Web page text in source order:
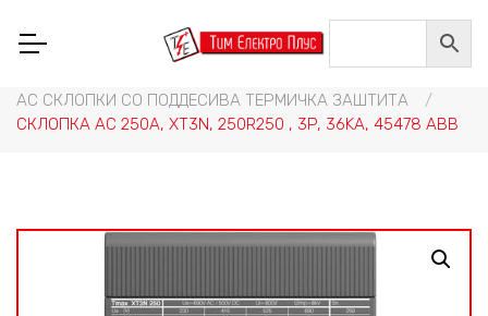
НИСКОНАПОНСКА ОПРЕМА
СКЛОПНА ТЕХНИКА, РЕЛЕИ И ПРЕИНУВАЧИ
АС СКЛОПКИ СО ПОДДЕСИВА ТЕРМИЧКА ЗАШТИТА
/
СКЛОПКА АС 250A, XT3N, 250R250 , 3P, 36KA, 45478 ABB